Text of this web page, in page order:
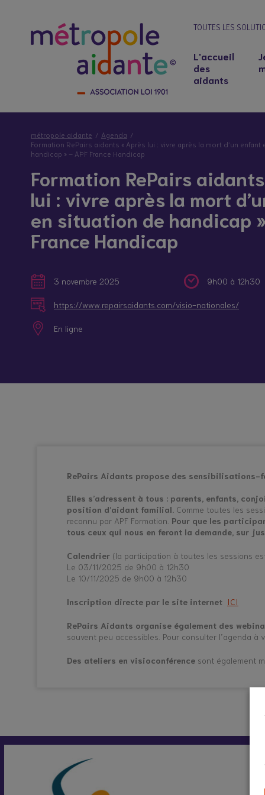
TOUTES LES
L'accueil
des
aidants
Notre lieu d’accueil
Salariés aidants : concilier emploi et
Information /
Orientation
Répit en
métropole aidante
Agenda
Formation RePairs aidants « Après lui : vivre après la mort d’un
handicap » – APF France Handicap
Formation RePairs
lui : vivre après la mort
en situation de handicap
France Handicap
3 novembre 2025 9h00 à 12h30
https://www.repairsaidants.com/visio-nationales/
En ligne
RePairs Aidants propose des sensibilisations-
Elles s’adressent à tous : parents, enfants,
position d’aidant familial. Comme toutes les
reconnu par APF Formation. Pour que les
tous ceux qui nous en feront la demande, sur
Calendrier (la participation à toutes les sessions
Le 03/11/2025 de 9h00 à 12h30
Le 10/11/2025 de 9h00 à 12h30
Inscription directe par le site internet ICI
RePairs Aidants organise également des
souvent peu accessibles. Pour consulter l’agenda à
Des ateliers en visioconférence sont également